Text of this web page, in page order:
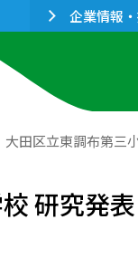
企業情報
大田区立東調布第三
研究発